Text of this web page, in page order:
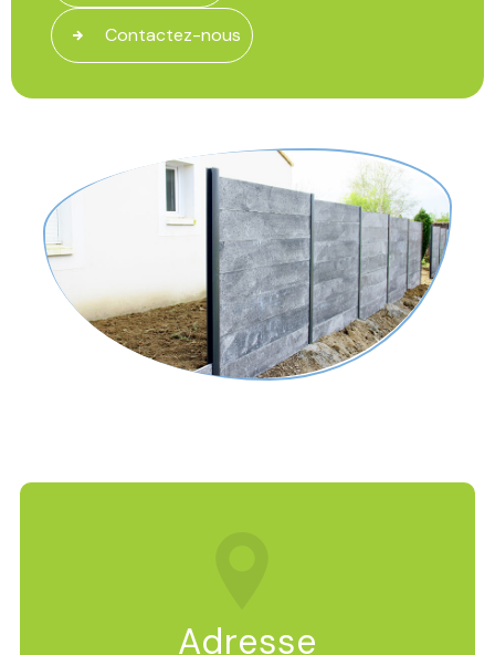
Contactez-nous
Adresse